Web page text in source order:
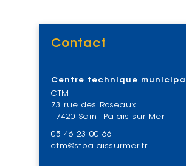
Contact
Centre technique municipal
CTM
73 rue des Roseaux
17420 Saint-Palais-sur-Mer
05 46 23 00 66
ctm@stpalaissurmer.fr